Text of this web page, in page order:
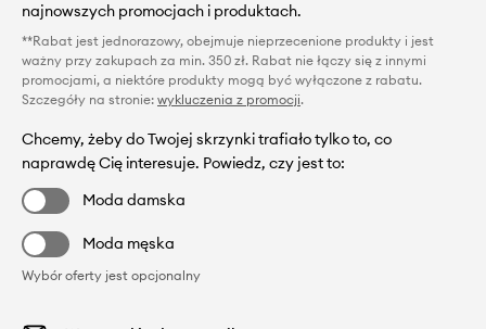
najnowszych promocjach i produktach.
**Rabat jest jednorazowy, obejmuje nieprzecenione produkty i jest
ważny przy zakupach za min. 350 zł. Rabat nie łączy się z innymi
promocjami, a niektóre produkty mogą być wyłączone z rabatu.
Szczegóły na stronie: wykluczenia z promocji.
Chcemy, żeby do Twojej skrzynki trafiało tylko to, co
naprawdę Cię interesuje. Powiedz, czy jest to:
Moda damska
Moda męska
Wybór oferty jest opcjonalny